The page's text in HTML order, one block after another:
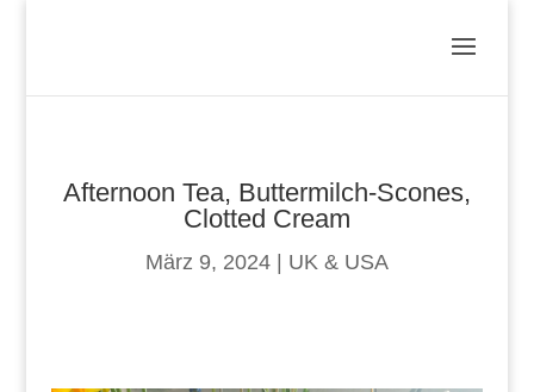
Afternoon Tea, Buttermilch-Scones,
Clotted Cream
März 9, 2024| UK & USA